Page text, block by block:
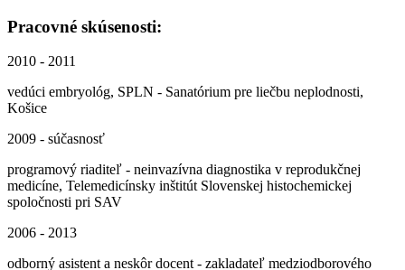
Pracovné skúsenosti:
2010 - 2011
vedúci embryológ, SPLN - Sanatórium pre liečbu neplodnosti,
Košice
2009 - súčasnosť
programový riaditeľ - neinvazívna diagnostika v reprodukčnej
medicíne, Telemedicínsky inštitút Slovenskej histochemickej
spoločnosti pri SAV
2006 - 2013
odborný asistent a neskôr docent - zakladateľ medziodborového